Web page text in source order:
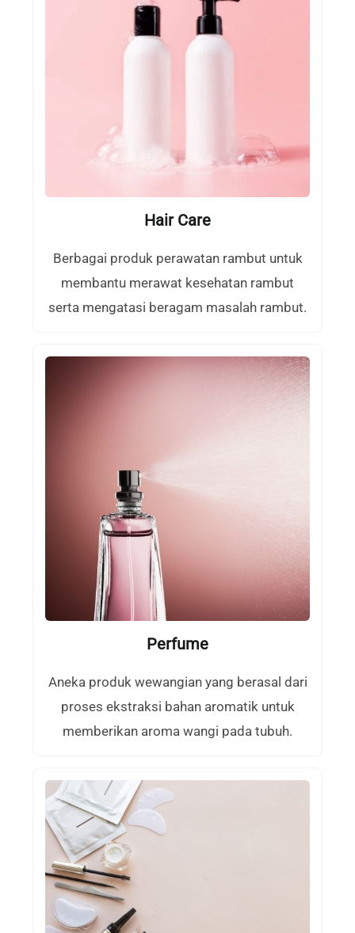
Hair Care
Berbagai produk perawatan rambut untuk
membantu merawat kesehatan rambut
serta mengatasi beragam masalah rambut.
Perfume
Aneka produk wewangian yang berasal dari
proses ekstraksi bahan aromatik untuk
memberikan aroma wangi pada tubuh.